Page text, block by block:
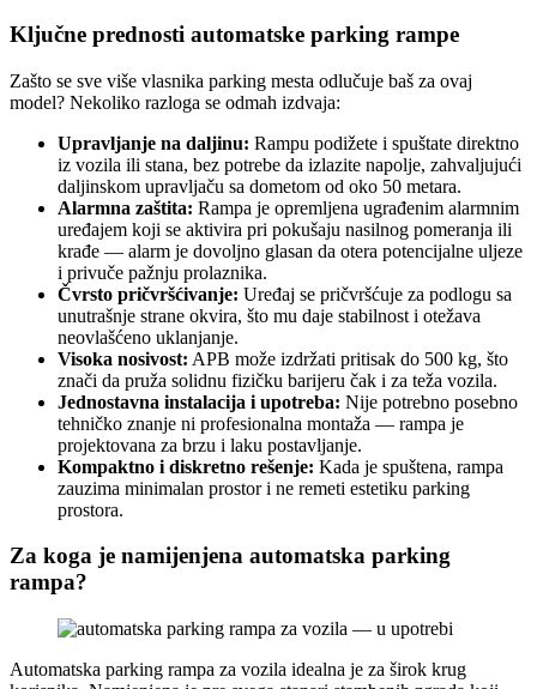
Ključne prednosti automatske parking rampe
Zašto se sve više vlasnika parking mesta odlučuje baš za ovaj
model? Nekoliko razloga se odmah izdvaja:
Upravljanje na daljinu: Rampu podižete i spuštate direktno
iz vozila ili stana, bez potrebe da izlazite napolje, zahvaljujući
daljinskom upravljaču sa dometom od oko 50 metara.
Alarmna zaštita: Rampa je opremljena ugrađenim alarmnim
uređajem koji se aktivira pri pokušaju nasilnog pomeranja ili
krađe — alarm je dovoljno glasan da otera potencijalne uljeze
i privuče pažnju prolaznika.
Čvrsto pričvršćivanje: Uređaj se pričvršćuje za podlogu sa
unutrašnje strane okvira, što mu daje stabilnost i otežava
neovlašćeno uklanjanje.
Visoka nosivost: APB može izdržati pritisak do 500 kg, što
znači da pruža solidnu fizičku barijeru čak i za teža vozila.
Jednostavna instalacija i upotreba: Nije potrebno posebno
tehničko znanje ni profesionalna montaža — rampa je
projektovana za brzu i laku postavljanje.
Kompaktno i diskretno rešenje: Kada je spuštena, rampa
zauzima minimalan prostor i ne remeti estetiku parking
prostora.
Za koga je namijenjena automatska parking
rampa?
Automatska parking rampa za vozila idealna je za širok krug